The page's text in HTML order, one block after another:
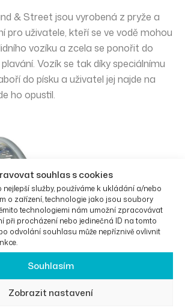
souhlas s cookies
služby, používáme k ukládání a/nebo
o zařízení, technologie jako jsou soubory
technologiemi nám umožní zpracovávat
při procházení nebo jedinečná ID na tomto
odvolání souhlasu může nepříznivě ovlivnit
Souhlasím
Zobrazit nastavení
& Street jsou vyrobená z pryže a
pro uživatele, kteří se ve vodě mohou
vozíku a zcela se ponořit do
Vozík se tak díky speciálnímu
do písku a uživatel jej najde na
ho opustil.